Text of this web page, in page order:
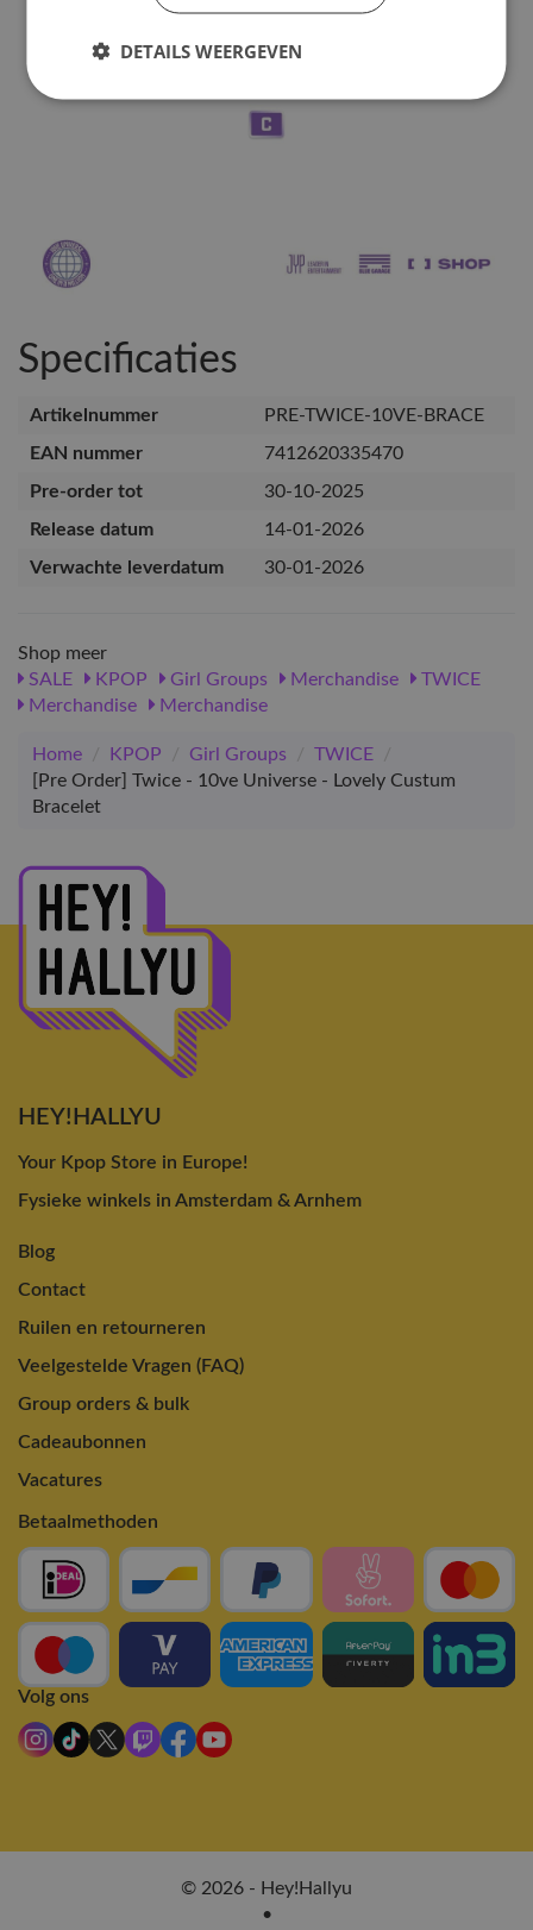
Specificaties
Artikelnummer
PRE-TWICE-10VE-BRACE
EAN nummer
7412620335470
Pre-order tot
30-10-2025
Release datum
14-01-2026
Verwachte leverdatum
30-01-2026
Shop meer
SALE
KPOP Girl Groups Merchandise
TWICE
Merchandise
Merchandise
Home / KPOP / Girl Groups / TWICE
/
[Pre Order] Twice - 10ve Universe - Lovely Custum
Bracelet
HEY!HALLYU
Your Kpop Store in Europe!
Fysieke winkels in Amsterdam & Arnhem
Blog
Contact
Ruilen en retourneren
Veelgestelde Vragen (FAQ)
Group orders & bulk
Cadeaubonnen
Vacatures
Betaalmethoden
Volg ons
© 2026 - Hey!Hallyu
•
DETAILS WEERGEVEN